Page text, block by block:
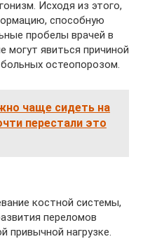
Исходя из этого,
способную
пробелы врачей в
могут явиться причиной
остеопорозом.
чаще сидеть на
перестали это
костной системы,
переломов
привычной нагрузке.